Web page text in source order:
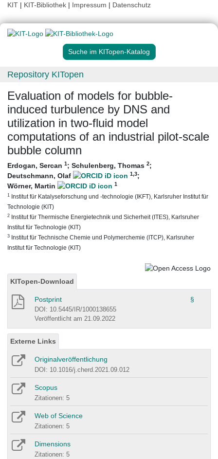
KIT | KIT-Bibliothek | Impressum | Datenschutz
Suche im KITopen-Katalog
Repository KITopen
Evaluation of models for bubble-
induced turbulence by DNS and
utilization in two-fluid model
computations of an industrial pilot-scale
bubble column
Erdogan, Sercan 1; Schulenberg, Thomas 2;
Deutschmann, Olaf
1,3;
Wörner, Martin
1
1 Institut für Katalyseforschung und -technologie (IKFT), Karlsruher Institut für
Technologie (KIT)
2 Institut für Thermische Energietechnik und Sicherheit (ITES), Karlsruher
Institut für Technologie (KIT)
3 Institut für Technische Chemie und Polymerchemie (ITCP), Karlsruher
Institut für Technologie (KIT)
KITopen-Download
Postprint §
DOI: 10.5445/IR/1000138655
Veröffentlicht am 21.09.2022
Externe Links
Originalveröffentlichung
DOI: 10.1016/j.cherd.2021.09.012
Scopus
Zitationen: 5
Web of Science
Zitationen: 5
Dimensions
Zitationen: 5